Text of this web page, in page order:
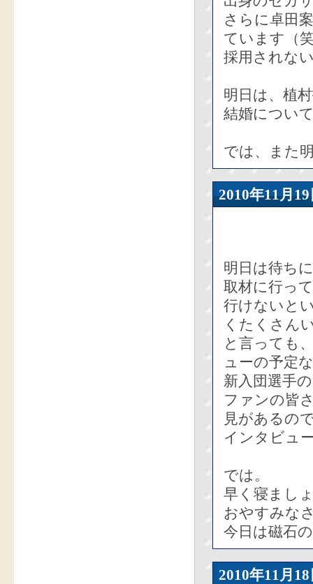
さらに卓田
ています（
採用されな
明日は、植
結婚につい
では、また
2010年11
明日は待ち
取材に行っ
行けないと
くたくさん
と言っても
ューの予定
新入団選手
ファンの皆
見があるの
インタビュ
では。
早く寝まし
おやすみな
今日は磁石
2010年11